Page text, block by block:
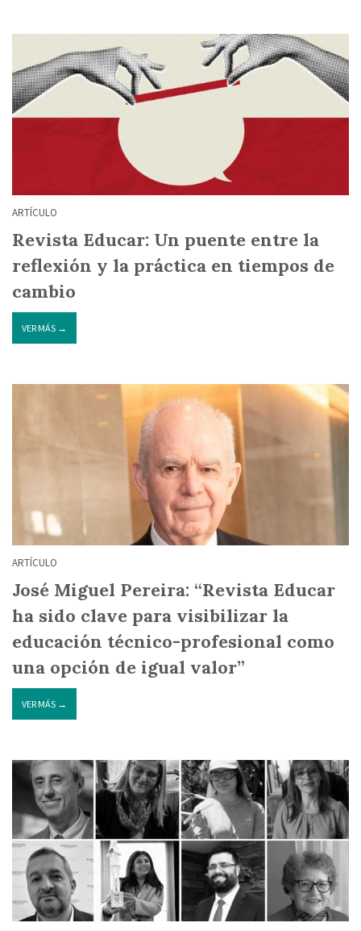
ARTÍCULO
Revista Educar: Un puente entre la
reflexión y la práctica en tiempos de
cambio
VER MÁS →
ARTÍCULO
José Miguel Pereira: “Revista Educar
ha sido clave para visibilizar la
educación técnico-profesional como
una opción de igual valor”
VER MÁS →